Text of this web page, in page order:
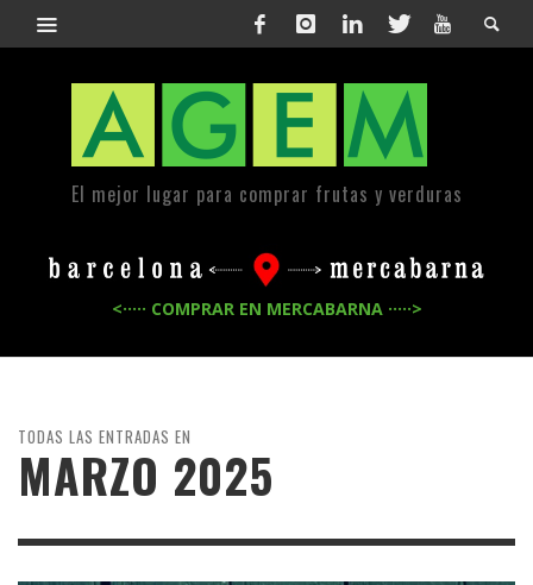
El mejor lugar para comprar frutas y verduras
<····· COMPRAR EN MERCABARNA ·····>
TODAS LAS ENTRADAS EN
MARZO 2025